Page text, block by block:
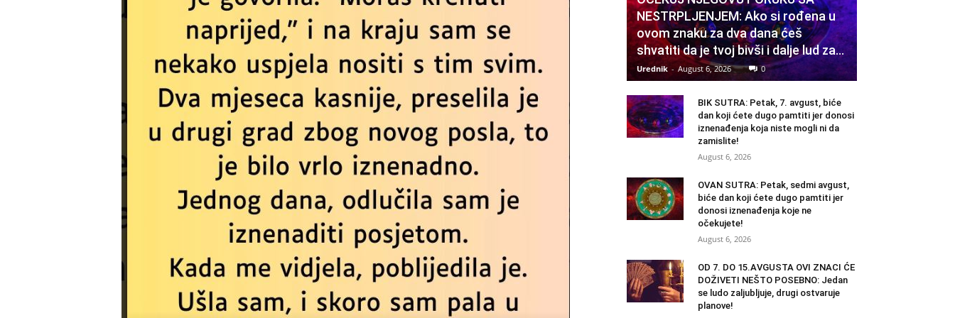
NESTRPLJENJEM: Ako si rođena u
ovom znaku za dva dana ćeš
shvatiti da je tvoj bivši i dalje lud za...
Urednik - August 6, 2026 0
BIK SUTRA: Petak, 7. avgust, biće
dan koji ćete dugo pamtiti jer donosi
iznenađenja koja niste mogli ni da
zamislite!
August 6, 2026
OVAN SUTRA: Petak, sedmi avgust,
biće dan koji ćete dugo pamtiti jer
donosi iznenađenja koje ne
očekujete!
August 6, 2026
OD 7. DO 15.AVGUSTA OVI ZNACI ĆE
DOŽIVETI NEŠTO POSEBNO: Jedan
se ludo zaljubljuje, drugi ostvaruje
planove!